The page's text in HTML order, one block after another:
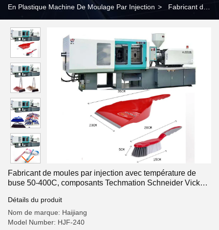
En Plastique Machine De Moulage Par Injection > Fabricant de
composants Techmation Schneider Vickers assurant un moule
constant
Fabricant de moules par injection avec température de
buse 50-400C, composants Techmation Schneider Vickers
Détails du produit
Nom de marque: Haijiang
Model Number: HJF-240